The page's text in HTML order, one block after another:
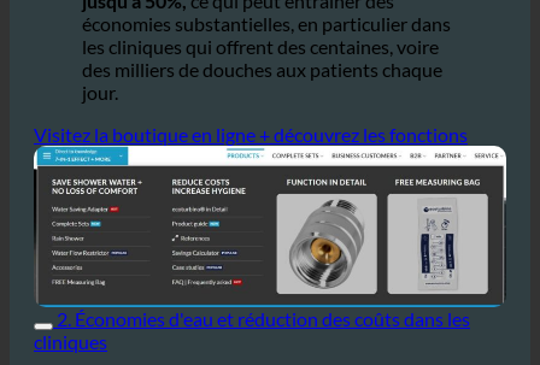
Le présent réduit la consommation d'eau
jusqu'à 50%,ce qui peut entraîner des
économies substantielles, en particulier dans
les cliniques qui offrent des centaines, voire
jour.
Visitez la boutique en ligne + découvrez les fonctions